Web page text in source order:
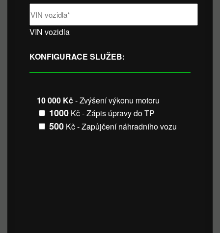
VIN vozidla
KONFIGURACE SLUŽEB:
10 000 Kč- Zvýšení výkonu motoru
1000 Kč - Zápis úpravy do TP
500 Kč - Zapůjčení náhradního vozu